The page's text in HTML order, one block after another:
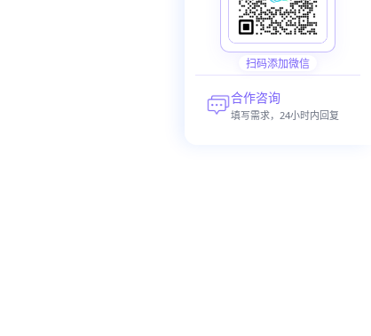
扫码添加微信
合作咨询
填写需求，24小时内回复